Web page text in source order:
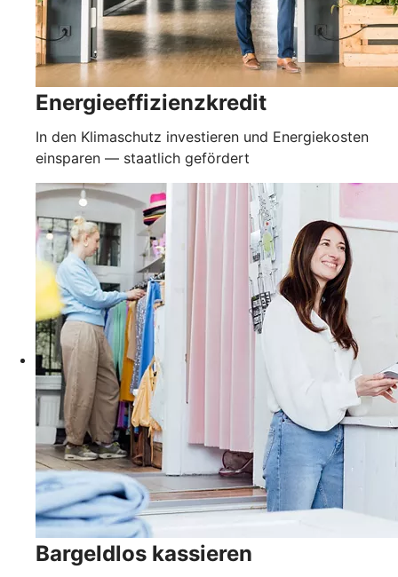
Energieeffizienzkredit
In den Klimaschutz investieren und Energiekosten
einsparen — staatlich gefördert
Bargeldlos kassieren